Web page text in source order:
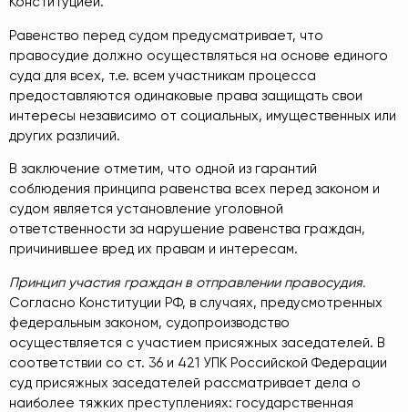
Равенство перед судом предусматривает, что
правосудие должно осуществляться на основе единого
суда для всех, т.е. всем участникам процесса
предоставляются одинаковые права защищать свои
интересы независимо от социальных, имущественных или
других различий.
В заключение отметим, что одной из гарантий
соблюдения принципа равенства всех перед законом и
судом является установление уголовной
ответственности за нарушение равенства граждан,
причинившее вред их правам и интересам.
Принцип участия граждан в отправлении правосудия.
Согласно Конституции РФ, в случаях, предусмотренных
федеральным законом, судопроизводство
осуществляется с участием присяжных заседателей. В
соответствии со ст. 36 и 421 УПК Российской Федерации
суд присяжных заседателей рассматривает дела о
наиболее тяжких преступлениях: государственная